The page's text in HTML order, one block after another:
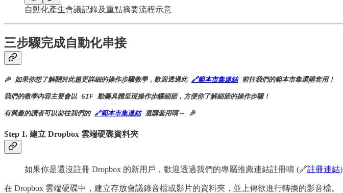
自動化產生會議記錄及重點摘要流程示意
三步驟完成自動化串接
🎉 如果你想了解關於此篇更詳細的操作步驟教學，歡迎透過此 🔗範本市集連結 前往我們的範本市集選購套用！
我們的教學內容主要會以 GIF 動圖具體呈現操作步驟細節，方便你了解細節的操作步驟！
有興趣的讀者可以前往我們的 🔗範本市集連結 選購套用唷～ 🎉
Step 1. 建立 Dropbox 雲端硬碟資料夾
如果你是還沒註冊 Dropbox 的新用戶，歡迎透過我們的專屬推薦連結註冊唷 (🔗註冊連結)
在 Dropbox 雲端硬碟中，建立存放會議錄音檔或影片的資料夾，並上傳欲進行轉換的影音檔。